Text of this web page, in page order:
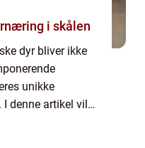
i skålen
dyr bliver ikke
unikke
I denne artikel vil